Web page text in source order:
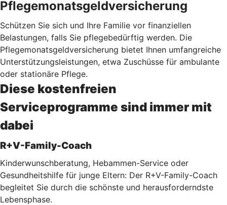
Pflegemonatsgeldversicherung
Schützen Sie sich und Ihre Familie vor finanziellen
Belastungen, falls Sie pflegebedürftig werden. Die
Pflegemonatsgeldversicherung bietet Ihnen umfangreiche
Unterstützungsleistungen, etwa Zuschüsse für ambulante
oder stationäre Pflege.
Diese kostenfreien
Serviceprogramme sind immer mit
dabei
R+V-Family-Coach
Kinderwunschberatung, Hebammen-Service oder
Gesundheitshilfe für junge Eltern: Der R+V-Family-Coach
begleitet Sie durch die schönste und herausforderndste
Lebensphase.